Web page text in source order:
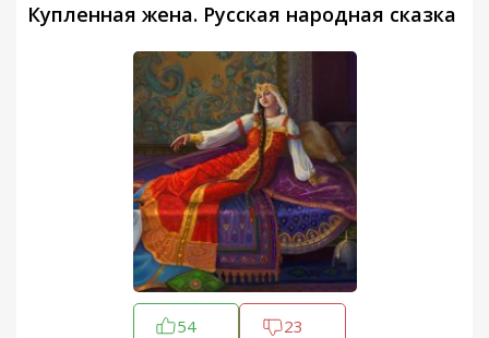
Купленная жена. Русская народная сказка
54 23